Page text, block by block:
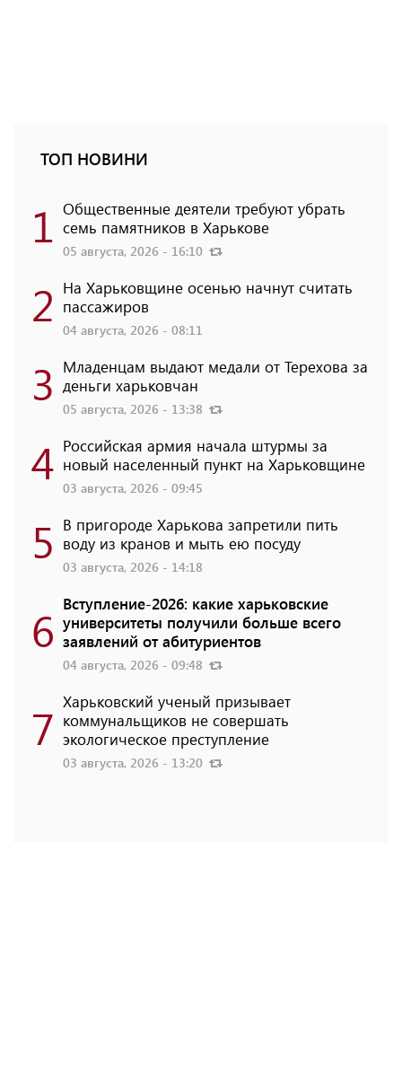
ТОП НОВИНИ
1 Общественные деятели требуют убрать
семь памятников в Харькове
05 августа, 2026 - 16:10
2 На Харьковщине осенью начнут считать
пассажиров
04 августа, 2026 - 08:11
3 Младенцам выдают медали от Терехова за
деньги харьковчан
05 августа, 2026 - 13:38
4 Российская армия начала штурмы за
новый населенный пункт на Харьковщине
03 августа, 2026 - 09:45
5 В пригороде Харькова запретили пить
воду из кранов и мыть ею посуду
03 августа, 2026 - 14:18
6 Вступление-2026: какие харьковские
университеты получили больше всего
заявлений от абитуриентов
04 августа, 2026 - 09:48
7 Харьковский ученый призывает
коммунальщиков не совершать
экологическое преступление
03 августа, 2026 - 13:20